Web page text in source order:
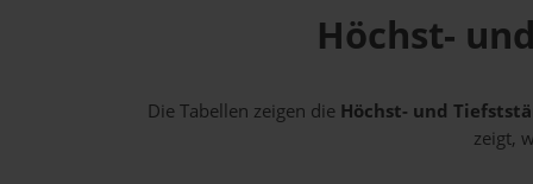
Höchst-
Die Tabellen zeigen die Höchst- und
zeigt,